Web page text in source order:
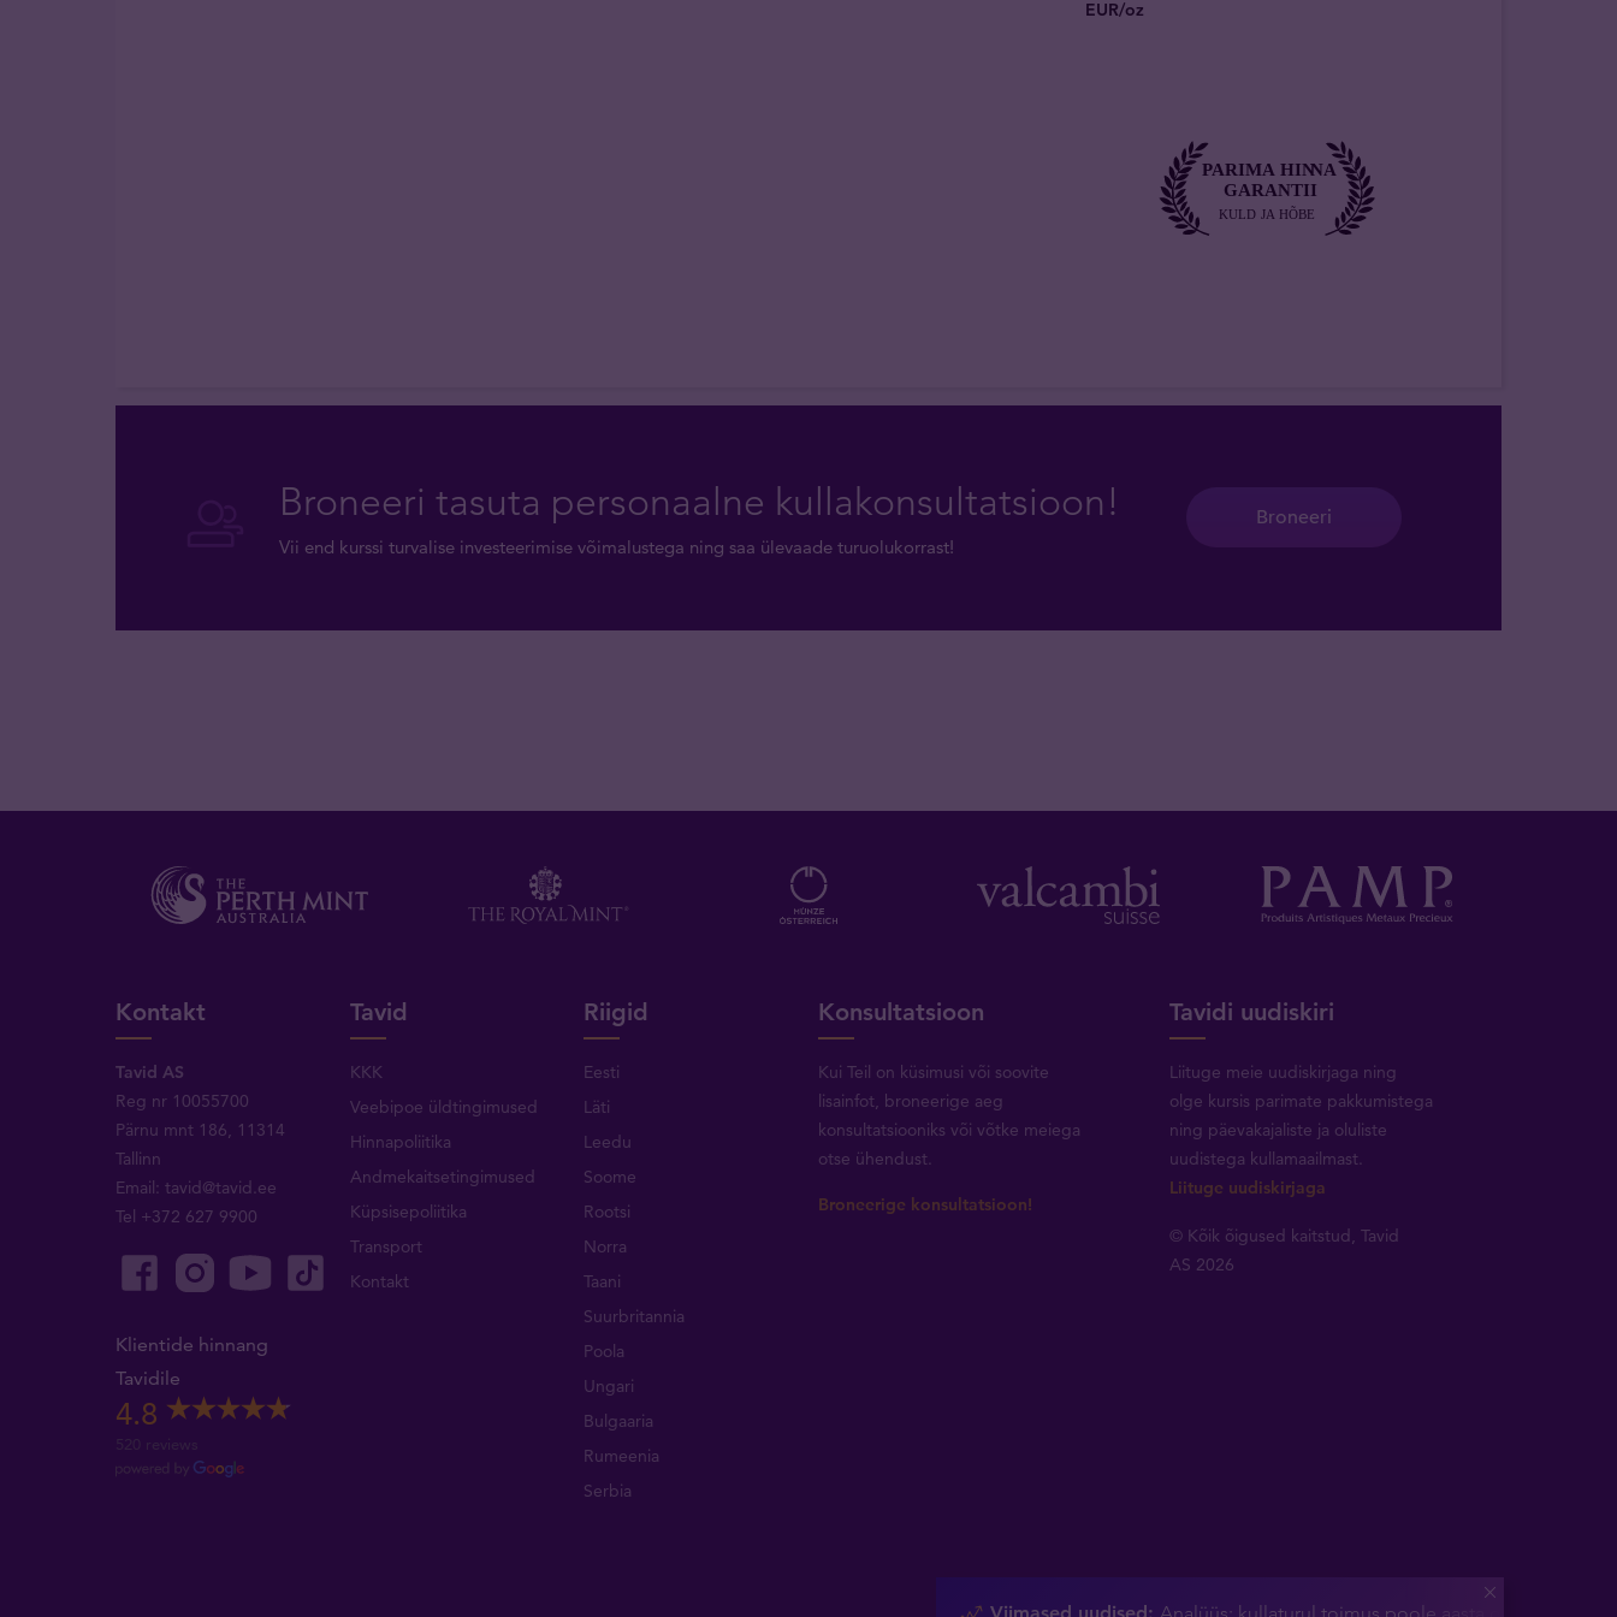
EUR/oz
Broneeri tasuta personaalne kullakonsultatsioon!
Vii end kurssi turvalise investeerimise võimalustega ning saa ülevaade turuolukorrast!
Broneeri
Kontakt
Tavid AS
Reg nr 10055700
Pärnu mnt 186, 11314
Tallinn
Email:tavid@tavid.ee
Tel +372 627 9900
Klientide hinnang
Tavidile
4.8
520 reviews
Tavid
KKK
Veebipoe üldtingimused
Hinnapoliitika
Andmekaitsetingimused
Küpsisepoliitika
Transport
Kontakt
Riigid
Eesti
Läti
Leedu
Soome
Rootsi
Norra
Taani
Suurbritannia
Poola
Ungari
Bulgaaria
Rumeenia
Serbia
Konsultatsioon
Kui Teil on küsimusi või soovite
lisainfot, broneerige aeg
konsultatsiooniks või võtke meiega
otse ühendust.
Broneerige konsultatsioon!
Tavidi uudiskiri
Liituge meie uudiskirjaga ning
olge kursis parimate pakkumistega
ning päevakajaliste ja oluliste
uudistega kullamaailmast.
Liituge uudiskirjaga
© Kõik õigused kaitstud, Tavid
AS 2026